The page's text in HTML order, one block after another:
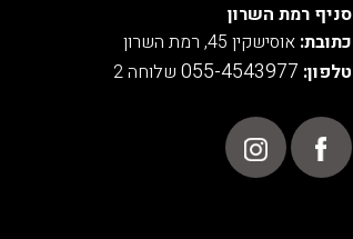
סניף רמת השרון
כתובת:אוסישקין 45, רמת השרון
טלפון: 055-4543977 שלוחה 2